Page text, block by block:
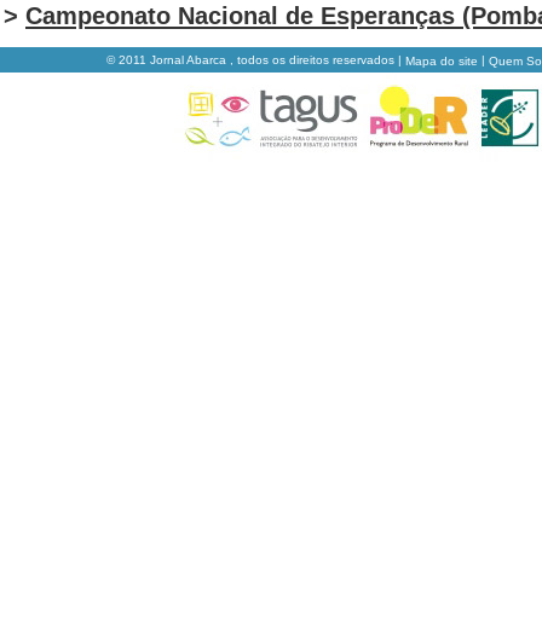
> Campeonato Nacional de Esperanças
© 2011 Jornal Abarca , todos os direitos reservados | Mapa do site | Quem